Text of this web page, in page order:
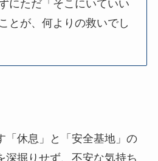
にただ「そこにいていい
とが、何よりの救いでし
「休息」と「安全基地」の
深掘りせず、不安な気持ち